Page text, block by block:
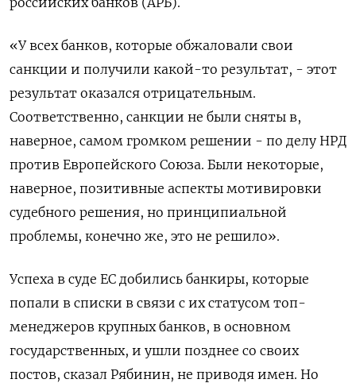
«У всех банков, которые обжаловали свои
санкции и получили какой-то результат, - этот
результат оказался отрицательным.
Соответственно, санкции не были сняты в,
наверное, самом громком решении - по делу НРД
против Европейского Союза. Были некоторые,
наверное, позитивные аспекты мотивировки
судебного решения, но принципиальной
проблемы, конечно же, это не решило».
Успеха в суде ЕС добились банкиры, которые
попали в списки в связи с их статусом топ-
менеджеров крупных банков, в основном
государственных, и ушли позднее со своих
постов, сказал Рябинин, не приводя имен. Но